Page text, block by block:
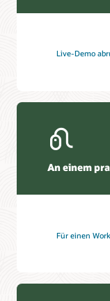
Live-Demo
An einem
Für einen